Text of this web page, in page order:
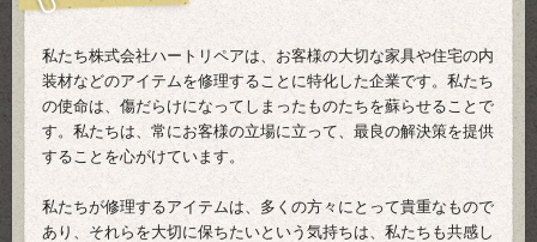
私たち株式会社ハートリペアは、お客様の大切な家具や住宅の内
装材などのアイテムを修理することに特化した企業です。私たち
の使命は、傷だらけになってしまったものたちを蘇らせることで
す。私たちは、常にお客様の立場に立って、最良の解決策を提供
することを心がけています。
私たちが修理するアイテムは、多くの方々にとって貴重なもので
あり、それらを大切に保ちたいという気持ちは、私たちも共感し